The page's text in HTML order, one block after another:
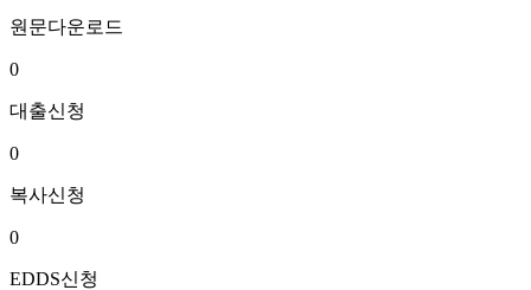
원문다운로드
0
대출신청
0
복사신청
0
EDDS신청